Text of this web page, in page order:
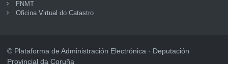
FNMT
Oficina Virtual do Catastro
© Plataforma de Administración Electrónica · Deputación
Provincial da Coruña